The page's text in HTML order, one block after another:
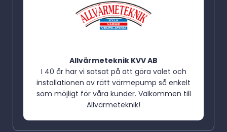
Allvärmeteknik KVV AB
I 40 år har vi satsat på att göra valet och
installationen av rätt värmepump så enkelt
som möjligt för våra kunder. Välkommen till
Allvärmeteknik!